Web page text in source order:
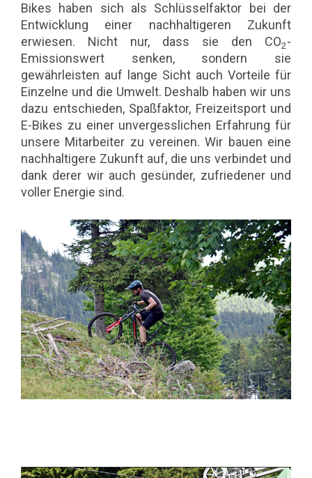
Bikes haben sich als Schlüsselfaktor bei der
Entwicklung einer nachhaltigeren Zukunft
erwiesen. Nicht nur, dass sie den CO2-
Emissionswert senken, sondern sie
gewährleisten auf lange Sicht auch Vorteile für
Einzelne und die Umwelt. Deshalb haben wir uns
dazu entschieden, Spaßfaktor, Freizeitsport und
E-Bikes zu einer unvergesslichen Erfahrung für
unsere Mitarbeiter zu vereinen. Wir bauen eine
nachhaltigere Zukunft auf, die uns verbindet und
dank derer wir auch gesünder, zufriedener und
voller Energie sind.